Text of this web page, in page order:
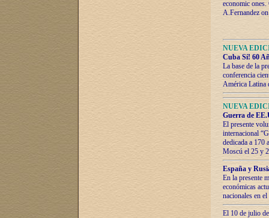
economic
A.Fernandez
NUEVA
Cuba Sí! 60
La base de la
conferencia
América Latina
NUEVA
Guerra de
El presente
internacional
dedicada a 170
Moscú el 25 y
España y
En la presente
económicas
nacionales en
El 10 de julio